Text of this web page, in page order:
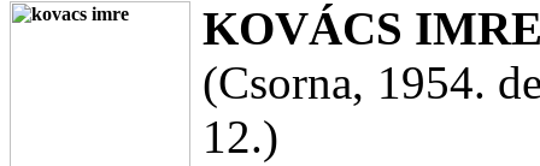
KOVÁCS
(Csorna, 1954.
12.)